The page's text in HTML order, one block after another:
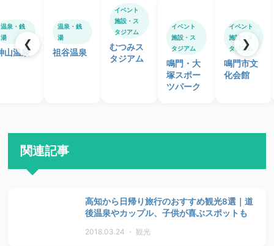
温泉・銭
湯
山温泉
温泉・銭
湯
祖谷温泉
イベント
施設・ス
タジアム
むつみス
タジアム
イベント
施設・ス
タジアム
鳴門・大
塚スポー
ツパーク
イベント
施設・ス
タジアム
鳴門市文
化会館
❮ ❯
関連記事
高知から日帰り旅行のおすすめ観光8選｜道
後温泉やカップル、子供が喜ぶスポットも
2018.03.24 ・ 観光